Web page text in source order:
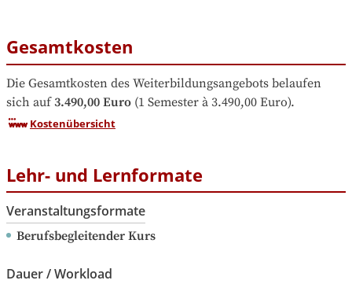
Gesamtkosten
Die Gesamtkosten des Weiterbildungsangebots belaufen
sich auf 3.490,00 Euro (1 Semester à 3.490,00 Euro).
Kostenübersicht
Lehr- und Lernformate
Veranstaltungsformate
Berufsbegleitender Kurs
Dauer / Workload